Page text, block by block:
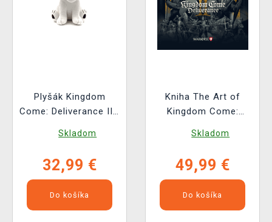
Plyšák Kingdom
Come: Deliverance II -
Skladom
32,99 €
Do košíka
Kniha The Art of
Kingdom Come:
Skladom
49,99 €
Do košíka